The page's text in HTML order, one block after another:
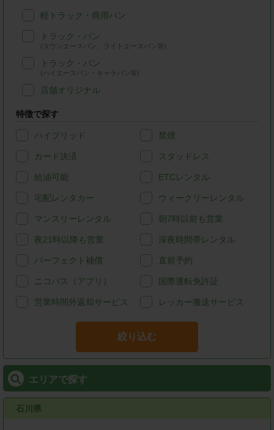
軽トラック・商用バン
トラック・バン
(タウンエースバン、ライトエースバン等)
トラック・バン
(ハイエースバン・キャラバン等)
店舗オリジナル
特徴で探す
ハイブリッド 禁煙
カード決済 スタッドレス
給油可能 ETCレンタル
宅配レンタカー ウィークリーレンタル
マンスリーレンタル 朝7時以前も営業
夜21時以降も営業 深夜時間帯レンタル
パーフェクト補償 直前予約
ニコパス（アプリ） 国際運転免許証
営業時間外返却サービス レッカー搬送サービス
絞り込む
エリアで探す
石川県